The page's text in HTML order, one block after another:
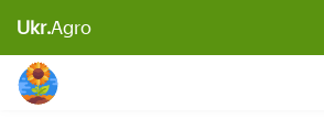
Ukr.Agro